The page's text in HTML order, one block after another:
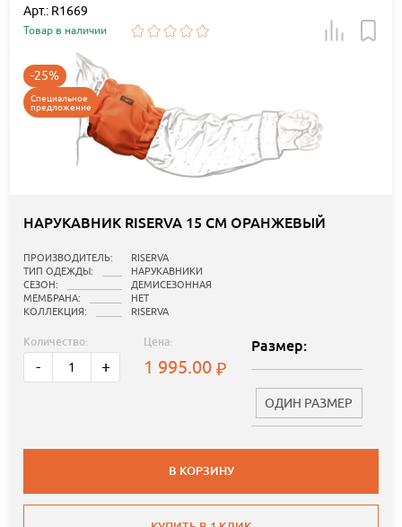
Арт.: R1669
Товар в наличии
-25%
Специальное
предложение
НАРУКАВНИК RISERVA 15 СМ ОРАНЖЕВЫЙ
ПРОИЗВОДИТЕЛЬ:
RISERVA
ТИП ОДЕЖДЫ:
НАРУКАВНИКИ
СЕЗОН:
ДЕМИСЕЗОННАЯ
МЕМБРАНА:
НЕТ
КОЛЛЕКЦИЯ:
RISERVA
Количество:
- +
Цена:
1 995.00
Размер:
ОДИН РАЗМЕР
В КОРЗИНУ